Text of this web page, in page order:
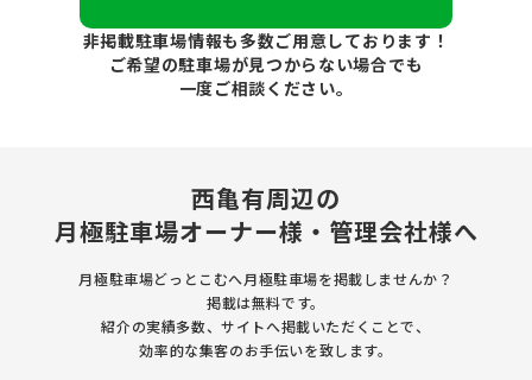
非掲載駐車場情報も多数ご用意しております！
ご希望の駐車場が見つからない場合でも
一度ご相談ください。
西亀有周辺の
月極駐車場オーナー様・管理会社様へ
月極駐車場どっとこむへ月極駐車場を掲載しませんか？
掲載は無料です。
紹介の実績多数、サイトへ掲載いただくことで、
効率的な集客のお手伝いを致します。